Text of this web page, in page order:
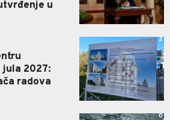
u
2027:
radova
2
0